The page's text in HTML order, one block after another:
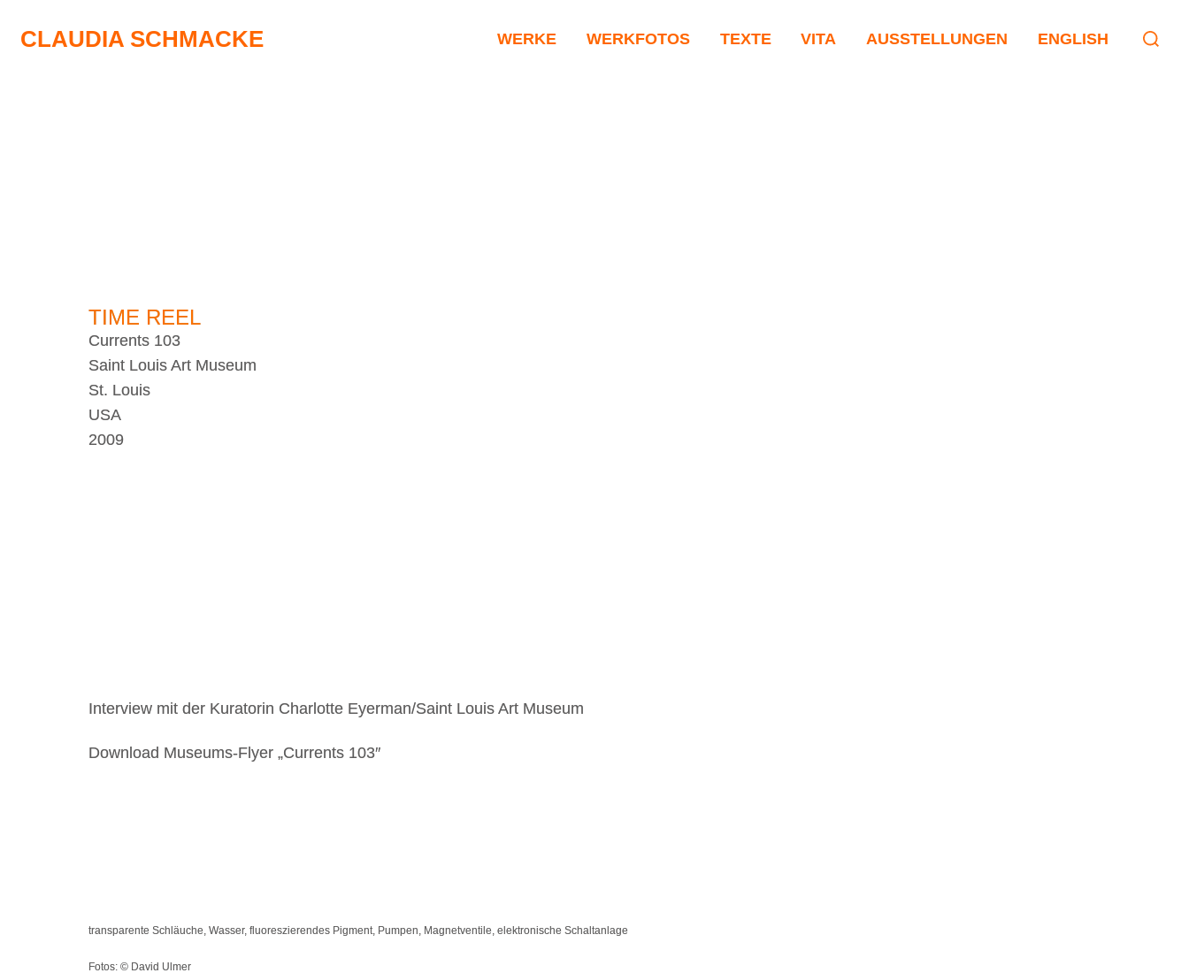
CLAUDIA SCHMACKE WERKE WERKFOTOS TEXTE VITA AUSSTELLUNGEN ENGLISH
TIME REEL
Currents 103
Saint Louis Art Museum
St. Louis
USA
2009
Interview mit der Kuratorin Charlotte Eyerman/Saint Louis Art Museum
Download Museums-Flyer „Currents 103″
transparente Schläuche, Wasser, fluoreszierendes Pigment, Pumpen, Magnetventile, elektronische Schaltanlage
Fotos: © David Ulmer